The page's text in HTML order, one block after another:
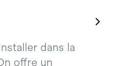
dans la
offre un